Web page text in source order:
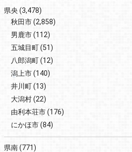
県央 (3,478)
秋田市(2,858)
男鹿市(112)
五城目町(51)
八郎潟町(12)
潟上市(140)
井川町(13)
大潟村(22)
由利本荘市(176)
にかほ市(84)
県南(771)